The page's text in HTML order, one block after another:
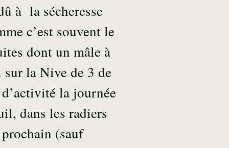
à la sécheresse
c’est souvent le
dont un mâle à
la Nive de 3 de
la journée
dans les radiers
(sauf